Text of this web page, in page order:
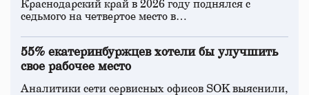
Краснодарский край в 2026 году поднялся с
седьмого на четвертое место в…
55% екатеринбуржцев хотели бы улучшить
свое рабочее место
Аналитики сети сервисных офисов SOK выяснили,